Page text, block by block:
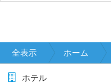
全表示 ホーム
ホテル